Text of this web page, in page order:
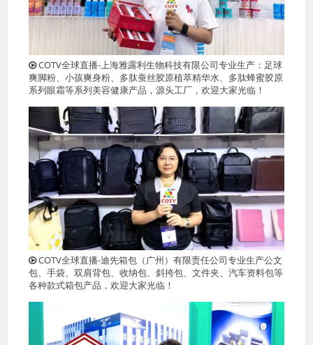
COTV全球直播-上海雅露利生物科技有限公司专业生产：足球
爽脚粉、小孩爽身粉、多肽蚕丝胶原植萃精华水、多肽蜂蜜胶原
系列眼霜等系列美容健康产品，源头工厂，欢迎大家光临！
COTV全球直播-迪先箱包（广州）有限责任公司专业生产公文
包、手袋、双肩背包、收纳包、斜挎包、文件夹、汽车资料包等
各种款式箱包产品，欢迎大家光临！